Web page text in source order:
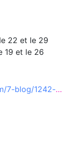
22 et le 29
19 et le 26
a-la-maison-de-la-bd